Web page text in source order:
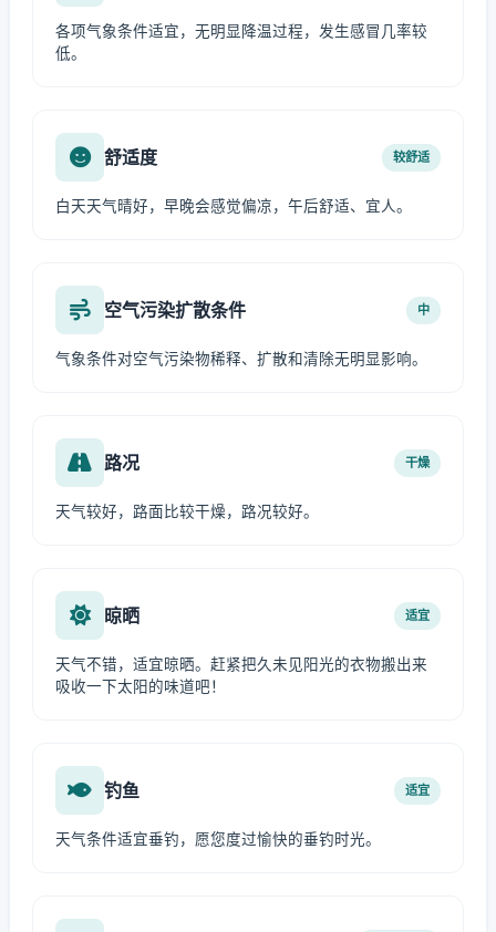
各项气象条件适宜，无明显降温过程，发生感冒几率较
低。
舒适度 较舒适
白天天气晴好，早晚会感觉偏凉，午后舒适、宜人。
空气污染扩散条件 中
气象条件对空气污染物稀释、扩散和清除无明显影响。
路况 干燥
天气较好，路面比较干燥，路况较好。
晾晒 适宜
天气不错，适宜晾晒。赶紧把久未见阳光的衣物搬出来
吸收一下太阳的味道吧！
钓鱼 适宜
天气条件适宜垂钓，愿您度过愉快的垂钓时光。